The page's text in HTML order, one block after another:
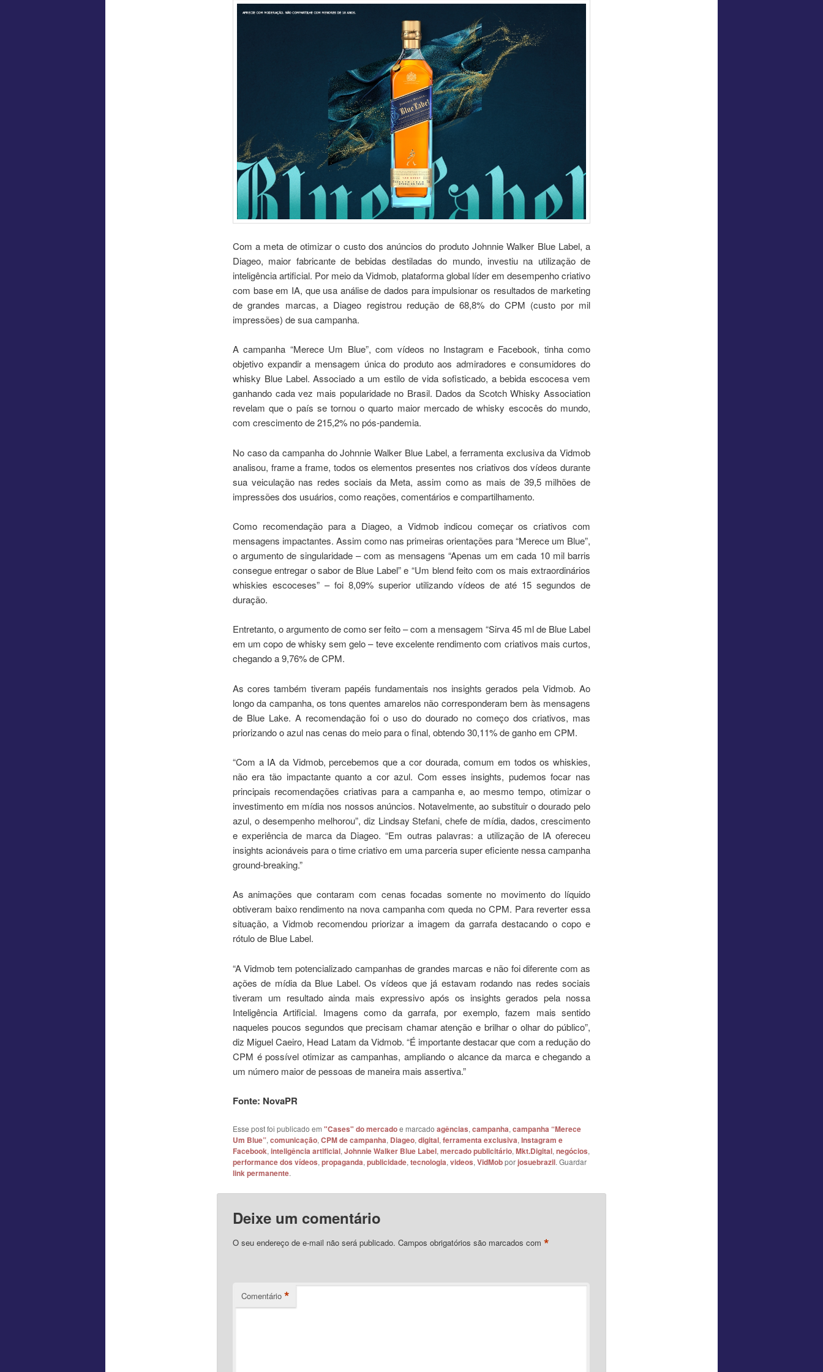
Com a meta de otimizar o custo dos anúncios do produto Johnnie Walker Blue Label, a
Diageo, maior fabricante de bebidas destiladas do mundo, investiu na utilização de
inteligência artificial. Por meio da Vidmob, plataforma global líder em desempenho criativo
com base em IA, que usa análise de dados para impulsionar os resultados de marketing
de grandes marcas, a Diageo registrou redução de 68,8% do CPM (custo por mil
impressões) de sua campanha.
A campanha “Merece Um Blue”, com vídeos no Instagram e Facebook, tinha como
objetivo expandir a mensagem única do produto aos admiradores e consumidores do
whisky Blue Label. Associado a um estilo de vida sofisticado, a bebida escocesa vem
ganhando cada vez mais popularidade no Brasil. Dados da Scotch Whisky Association
revelam que o país se tornou o quarto maior mercado de whisky escocês do mundo,
com crescimento de 215,2% no pós-pandemia.
No caso da campanha do Johnnie Walker Blue Label, a ferramenta exclusiva da Vidmob
analisou, frame a frame, todos os elementos presentes nos criativos dos vídeos durante
sua veiculação nas redes sociais da Meta, assim como as mais de 39,5 milhões de
impressões dos usuários, como reações, comentários e compartilhamento.
Como recomendação para a Diageo, a Vidmob indicou começar os criativos com
mensagens impactantes. Assim como nas primeiras orientações para “Merece um Blue”,
o argumento de singularidade – com as mensagens “Apenas um em cada 10 mil barris
consegue entregar o sabor de Blue Label” e “Um blend feito com os mais extraordinários
whiskies escoceses” – foi 8,09% superior utilizando vídeos de até 15 segundos de
duração.
Entretanto, o argumento de como ser feito – com a mensagem “Sirva 45 ml de Blue Label
em um copo de whisky sem gelo – teve excelente rendimento com criativos mais curtos,
chegando a 9,76% de CPM.
As cores também tiveram papéis fundamentais nos insights gerados pela Vidmob. Ao
longo da campanha, os tons quentes amarelos não corresponderam bem às mensagens
de Blue Lake. A recomendação foi o uso do dourado no começo dos criativos, mas
priorizando o azul nas cenas do meio para o final, obtendo 30,11% de ganho em CPM.
“Com a IA da Vidmob, percebemos que a cor dourada, comum em todos os whiskies,
não era tão impactante quanto a cor azul. Com esses insights, pudemos focar nas
principais recomendações criativas para a campanha e, ao mesmo tempo, otimizar o
investimento em mídia nos nossos anúncios. Notavelmente, ao substituir o dourado pelo
azul, o desempenho melhorou”, diz Lindsay Stefani, chefe de mídia, dados, crescimento
e experiência de marca da Diageo. “Em outras palavras: a utilização de IA ofereceu
insights acionáveis para o time criativo em uma parceria super eficiente nessa campanha
ground-breaking.”
As animações que contaram com cenas focadas somente no movimento do líquido
obtiveram baixo rendimento na nova campanha com queda no CPM. Para reverter essa
situação, a Vidmob recomendou priorizar a imagem da garrafa destacando o copo e
rótulo de Blue Label.
“A Vidmob tem potencializado campanhas de grandes marcas e não foi diferente com as
ações de mídia da Blue Label. Os vídeos que já estavam rodando nas redes sociais
tiveram um resultado ainda mais expressivo após os insights gerados pela nossa
Inteligência Artificial. Imagens como da garrafa, por exemplo, fazem mais sentido
naqueles poucos segundos que precisam chamar atenção e brilhar o olhar do público”,
diz Miguel Caeiro, Head Latam da Vidmob. “É importante destacar que com a redução do
CPM é possível otimizar as campanhas, ampliando o alcance da marca e chegando a
um número maior de pessoas de maneira mais assertiva.”
Fonte: NovaPR
Esse post foi publicado em "Cases" do mercadoe marcado agências, campanha, campanha “Merece
Um Blue”, comunicação, CPM de campanha, Diageo, digital, ferramenta exclusiva, Instagram e
Facebook, inteligência artificial, Johnnie Walker Blue Label, mercado publicitário, Mkt.Digital, negócios,
performance dos vídeos, propaganda, publicidade, tecnologia, videos, VidMobporjosuebrazil. Guardar
link permanente.
Deixe um comentário
O seu endereço de e-mail não será publicado. Campos obrigatórios são marcados com *
Comentário *